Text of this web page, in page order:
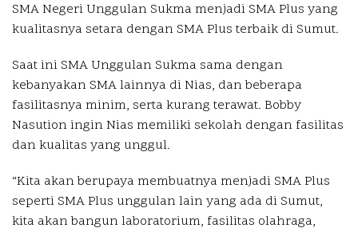
SMA Negeri Unggulan Sukma menjadi SMA Plus yang
kualitasnya setara dengan SMA Plus terbaik di Sumut.
Saat ini SMA Unggulan Sukma sama dengan
kebanyakan SMA lainnya di Nias, dan beberapa
fasilitasnya minim, serta kurang terawat. Bobby
Nasution ingin Nias memiliki sekolah dengan fasilitas
dan kualitas yang unggul.
“Kita akan berupaya membuatnya menjadi SMA Plus
seperti SMA Plus unggulan lain yang ada di Sumut,
kita akan bangun laboratorium, fasilitas olahraga,